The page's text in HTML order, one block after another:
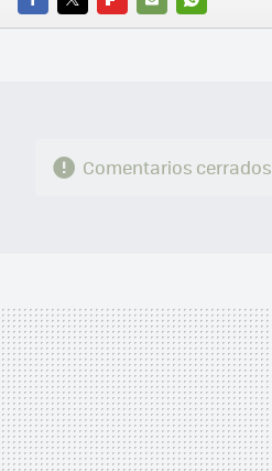
FACEBOOK
TWITTERFLIPBOARD
E-
WHATSAPP
Comentarios cerrados